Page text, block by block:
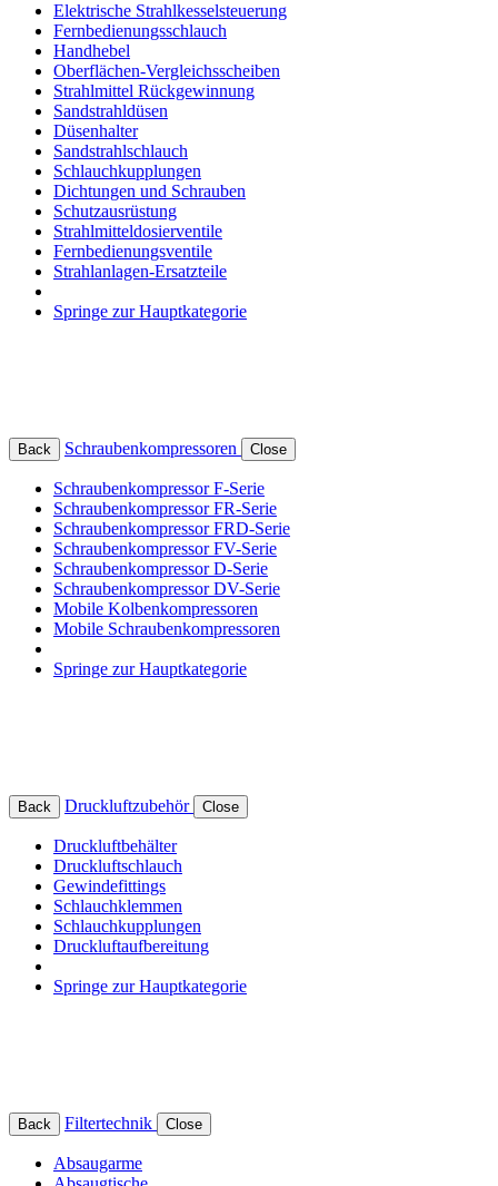
Elektrische Strahlkesselsteuerung
Fernbedienungsschlauch
Handhebel
Oberflächen-Vergleichsscheiben
Strahlmittel Rückgewinnung
Sandstrahldüsen
Düsenhalter
Sandstrahlschlauch
Schlauchkupplungen
Dichtungen und Schrauben
Schutzausrüstung
Strahlmitteldosierventile
Fernbedienungsventile
Strahlanlagen-Ersatzteile
Springe zur Hauptkategorie
Back Schraubenkompressoren Close
Schraubenkompressor F-Serie
Schraubenkompressor FR-Serie
Schraubenkompressor FRD-Serie
Schraubenkompressor FV-Serie
Schraubenkompressor D-Serie
Schraubenkompressor DV-Serie
Mobile Kolbenkompressoren
Mobile Schraubenkompressoren
Springe zur Hauptkategorie
Back Druckluftzubehör Close
Druckluftbehälter
Druckluftschlauch
Gewindefittings
Schlauchklemmen
Schlauchkupplungen
Druckluftaufbereitung
Springe zur Hauptkategorie
Back Filtertechnik Close
Absaugarme